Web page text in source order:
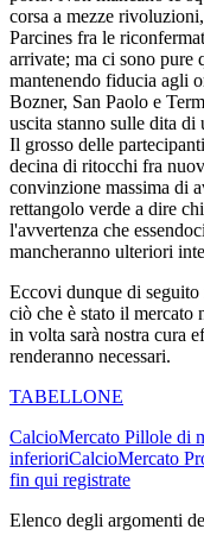
corsa a mezze
Parcines fra le
arrivate; ma ci sono pure
mantenendo fiducia agli
Bozner, San Paolo e
uscita stanno sulle dita di
Il grosso delle
decina di ritocchi fra
convinzione massima di
rettangolo verde a dire
l'avvertenza che
mancheranno ulteriori
Eccovi dunque di
ciò che è stato il mercato
in volta sarà nostra cura
renderanno necessari.
TABELLONE
CalcioMercato Pillole di
inferioriCalcioMercato
fin qui registrate
Elenco degli argomenti